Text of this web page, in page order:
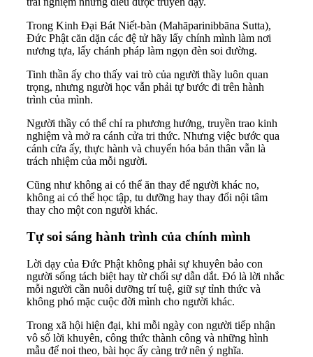
Trong Kinh Đại Bát Niết-bàn (Mahāparinibbāna Sutta),
Đức Phật căn dặn các đệ tử hãy lấy chính mình làm nơi
nương tựa, lấy chánh pháp làm ngọn đèn soi đường.
Tinh thần ấy cho thấy vai trò của người thầy luôn quan
trọng, nhưng người học vẫn phải tự bước đi trên hành
trình của mình.
Người thầy có thể chỉ ra phương hướng, truyền trao kinh
nghiệm và mở ra cánh cửa tri thức. Nhưng việc bước qua
cánh cửa ấy, thực hành và chuyển hóa bản thân vẫn là
trách nhiệm của mỗi người.
Cũng như không ai có thể ăn thay để người khác no,
không ai có thể học tập, tu dưỡng hay thay đổi nội tâm
thay cho một con người khác.
Tự soi sáng hành trình của chính mình
Lời dạy của Đức Phật không phải sự khuyên bảo con
người sống tách biệt hay từ chối sự dẫn dắt. Đó là lời nhắc
mỗi người cần nuôi dưỡng trí tuệ, giữ sự tỉnh thức và
không phó mặc cuộc đời mình cho người khác.
Trong xã hội hiện đại, khi mỗi ngày con người tiếp nhận
vô số lời khuyên, công thức thành công và những hình
mẫu để noi theo, bài học ấy càng trở nên ý nghĩa.